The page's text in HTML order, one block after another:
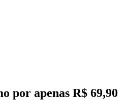
por apenas R$ 69,90